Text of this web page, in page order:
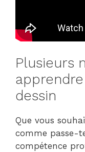
Plusieurs
dessin
Que vous
comme passe-
compétence